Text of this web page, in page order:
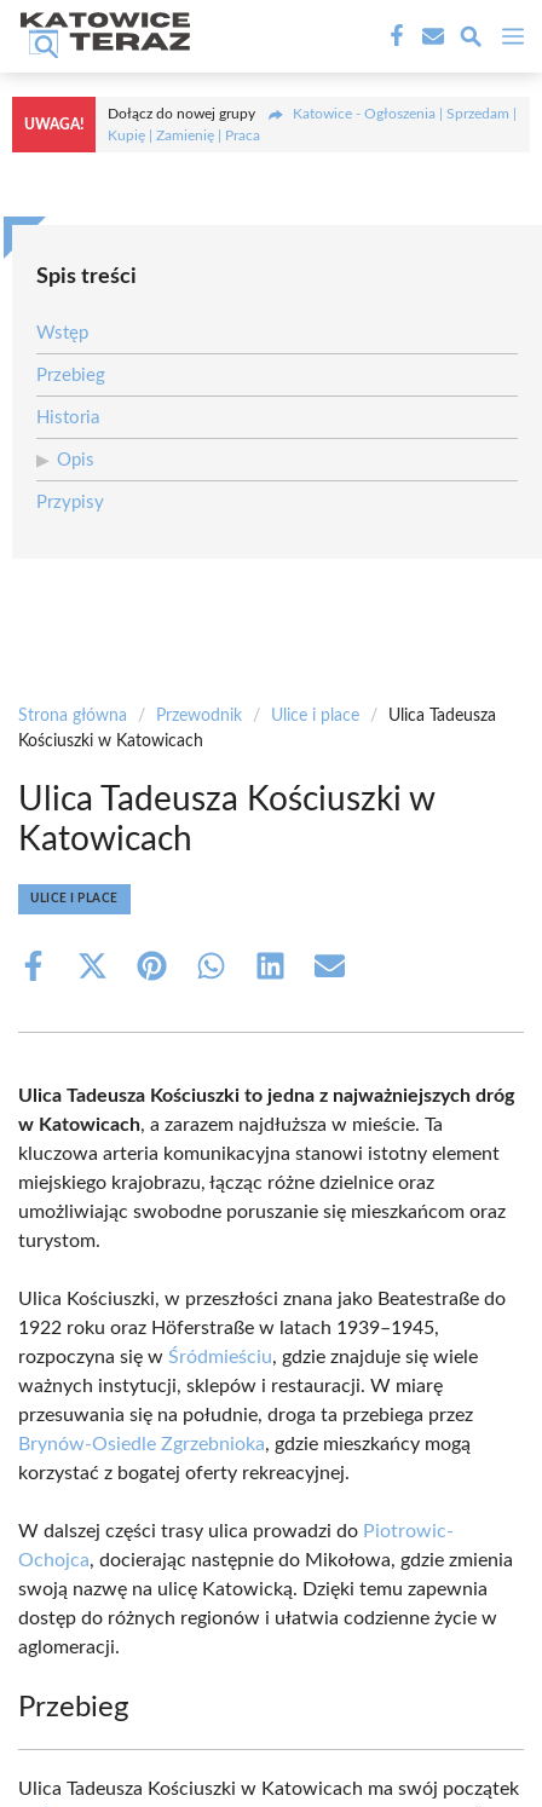
Przejdź
treści
UWAGA!
Dołącz do nowej grupy
Katowice - Ogłoszenia | Sprzedam |
Kupię | Zamienię | Praca
Spis treści
Wstęp
Przebieg
Historia
Opis
Przypisy
Strona główna / Przewodnik / Ulice i place /
Ulica Tadeusza
Kościuszki w Katowicach
Ulica Tadeusza Kościuszki w
Katowicach
ULICE I PLACE
Share
Share
(Twitter)
Share Share Share Share
Ulica Tadeusza Kościuszki to jedna z najważniejszych dróg
w Katowicach, a zarazem najdłuższa w mieście. Ta
kluczowa arteria komunikacyjna stanowi istotny element
miejskiego krajobrazu, łącząc różne dzielnice oraz
umożliwiając swobodne poruszanie się mieszkańcom oraz
turystom.
Ulica Kościuszki, w przeszłości znana jako Beatestraße do
1922 roku oraz Höferstraße w latach 1939–1945,
rozpoczyna się w Śródmieściu, gdzie znajduje się wiele
ważnych instytucji, sklepów i restauracji. W miarę
przesuwania się na południe, droga ta przebiega przez
Brynów-Osiedle Zgrzebnioka, gdzie mieszkańcy mogą
korzystać z bogatej oferty rekreacyjnej.
W dalszej części trasy ulica prowadzi do Piotrowic-
Ochojca, docierając następnie do Mikołowa, gdzie zmienia
swoją nazwę na ulicę Katowicką. Dzięki temu zapewnia
dostęp do różnych regionów i ułatwia codzienne życie w
aglomeracji.
Przebieg
Ulica Tadeusza Kościuszki w Katowicach ma swój początek